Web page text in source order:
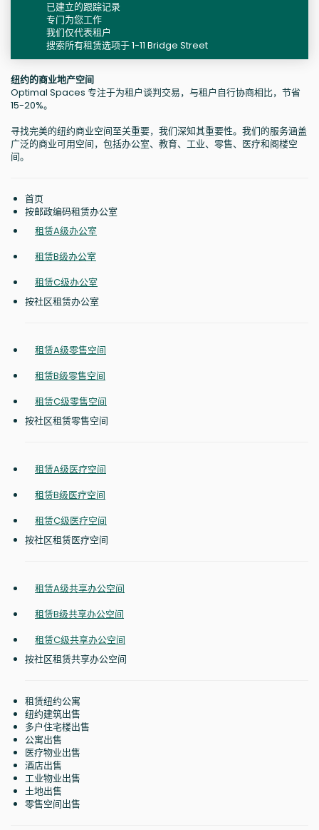
已建立的跟踪记录
专门为您工作
我们仅代表租户
搜索所有租赁选项于 1-11 Bridge Street
纽约的商业地产空间
Optimal Spaces 专注于为租户谈判交易，与租户自行协商相比，节省
15-20%。
寻找完美的纽约商业空间至关重要，我们深知其重要性。我们的服务涵盖
广泛的商业可用空间，包括办公室、教育、工业、零售、医疗和阁楼空
间。
首页
按邮政编码租赁办公室
租赁A级办公室
租赁B级办公室
租赁C级办公室
按社区租赁办公室
租赁A级零售空间
租赁B级零售空间
租赁C级零售空间
按社区租赁零售空间
租赁A级医疗空间
租赁B级医疗空间
租赁C级医疗空间
按社区租赁医疗空间
租赁A级共享办公空间
租赁B级共享办公空间
租赁C级共享办公空间
按社区租赁共享办公空间
租赁纽约公寓
纽约建筑出售
多户住宅楼出售
公寓出售
医疗物业出售
酒店出售
工业物业出售
土地出售
零售空间出售